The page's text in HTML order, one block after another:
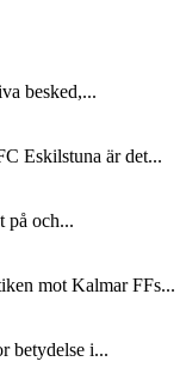
besked,...
Eskilstuna är det...
på och...
mot Kalmar FFs...
betydelse i...